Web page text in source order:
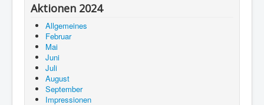
Aktionen 2024
Allgemeines
Februar
Mai
Juni
Juli
August
September
Impressionen